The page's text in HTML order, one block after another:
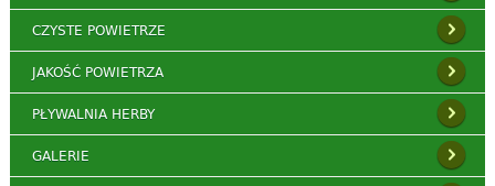
CZYSTE POWIETRZE
JAKOŚĆ POWIETRZA
PŁYWALNIA HERBY
GALERIE